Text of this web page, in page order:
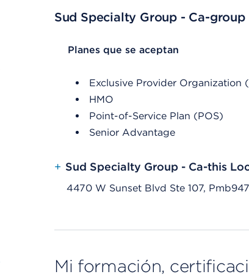
Sud Specialty Group - Ca-
List Header Planes que se aceptan
Planes que se aceptan
Exclusive Provider Organization
HMO
Point-of-Service Plan (POS)
Senior Advantage
+ Sud Specialty Group - Ca-this
4470 W Sunset Blvd Ste 107,
Mi formación,